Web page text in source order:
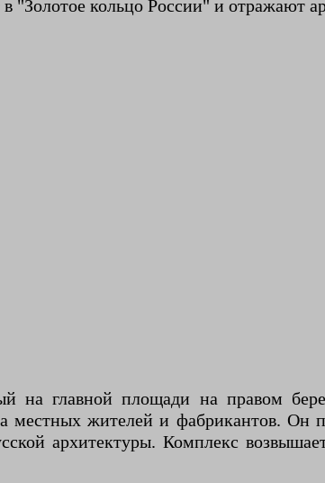
кольцо России" и отражают
на главной площади на правом
местных жителей и фабрикантов. Он
архитектуры. Комплекс